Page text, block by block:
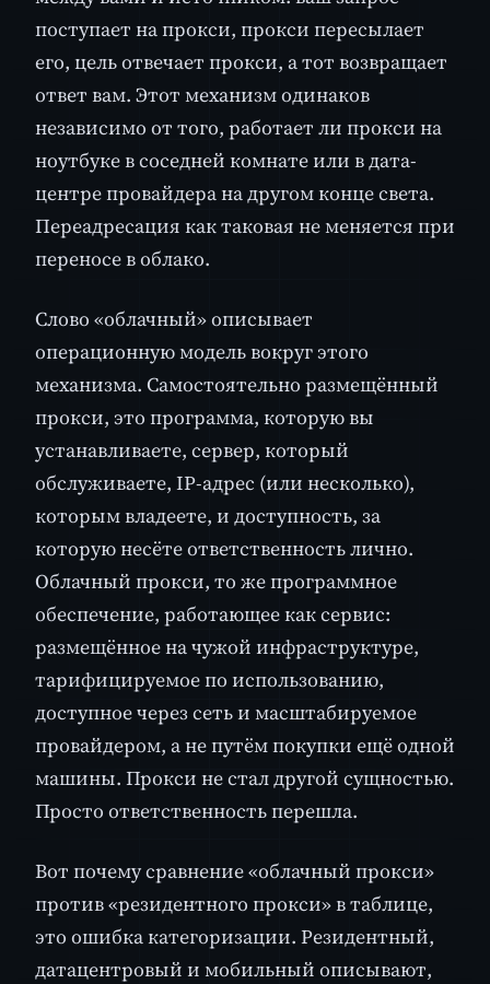
поступает на прокси, прокси пересылает
его, цель отвечает прокси, а тот возвращает
ответ вам. Этот механизм одинаков
независимо от того, работает ли прокси на
ноутбуке в соседней комнате или в дата-
центре провайдера на другом конце света.
Переадресация как таковая не меняется при
переносе в облако.
Слово «облачный» описывает
операционную модель вокруг этого
механизма. Самостоятельно размещённый
прокси, это программа, которую вы
устанавливаете, сервер, который
обслуживаете, IP-адрес (или несколько),
которым владеете, и доступность, за
которую несёте ответственность лично.
Облачный прокси, то же программное
обеспечение, работающее как сервис:
размещённое на чужой инфраструктуре,
тарифицируемое по использованию,
доступное через сеть и масштабируемое
провайдером, а не путём покупки ещё одной
машины. Прокси не стал другой сущностью.
Просто ответственность перешла.
Вот почему сравнение «облачный прокси»
против «резидентного прокси» в таблице,
это ошибка категоризации. Резидентный,
датацентровый и мобильный описывают,